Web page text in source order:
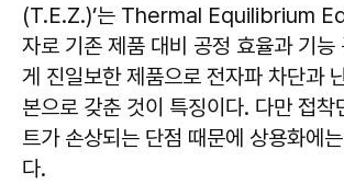
(T.E.Z.)’는 Thermal Equilibrium
자로 기존 제품 대비 공정 효율과 기능
게 진일보한 제품으로 전자파 차단과
본으로 갖춘 것이 특징이다. 다만 접착
트가 손상되는 단점 때문에 상용화에
다.